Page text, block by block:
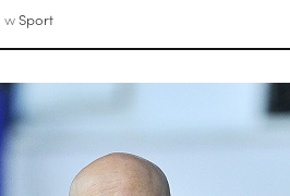
wSport